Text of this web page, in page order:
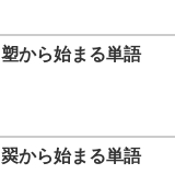
塑から始まる単語
翜から始まる単語